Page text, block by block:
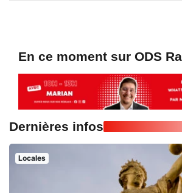
En ce moment sur ODS
Dernières infos
Locales